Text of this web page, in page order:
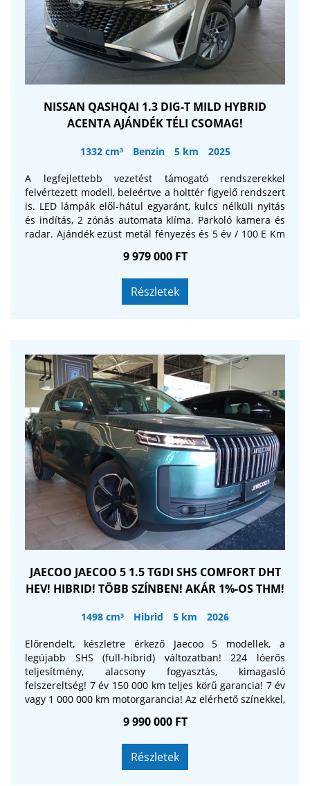
NISSAN QASHQAI 1.3 DIG-T MILD HYBRID
ACENTA AJÁNDÉK TÉLI CSOMAG!
1332 cm³ Benzin 5 km 2025
A legfejlettebb vezetést támogató rendszerekkel
felvértezett modell, beleértve a holttér figyelő rendszert
is. LED lámpák elől-hátul egyaránt, kulcs nélküli nyitás
és indítás, 2 zónás automata klíma. Parkoló kamera és
radar. Ajándék ezüst metál fényezés és 5 év / 100 E Km
9 979 000 FT
Részletek
JAECOO JAECOO 5 1.5 TGDI SHS COMFORT DHT
HEV! HIBRID! TÖBB SZÍNBEN! AKÁR 1%-OS THM!
1498 cm³ Hibrid 5 km 2026
Előrendelt, készletre érkező Jaecoo 5 modellek, a
legújabb SHS (full-hibrid) változatban! 224 lóerős
teljesítmény, alacsony fogyasztás, kimagasló
felszereltség! 7 év 150 000 km teljes körű garancia! 7 év
vagy 1 000 000 km motorgarancia! Az elérhető színekkel,
keressen telefonon! A hirdetés tájékoztató jellegű, a
9 990 000 FT
Részletek